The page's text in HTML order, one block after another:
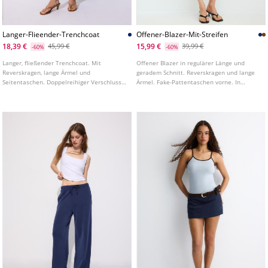
Langer-Flieender-Trenchcoat
18,39 €
-60% 45,99 €
Langer, fließender Trenchcoat. Mit
Reverskragen, lange Ärmel und
Seitentaschen. Doppelreihiger Verschluss
Offener-Blazer-Mit-Streifen
15,99 €
-60% 39,99 €
Offener Blazer in regulärer Länge und
geradem Schnitt. Reverskragen und lange
Ärmel. Fake-Pattentaschen vorne. In